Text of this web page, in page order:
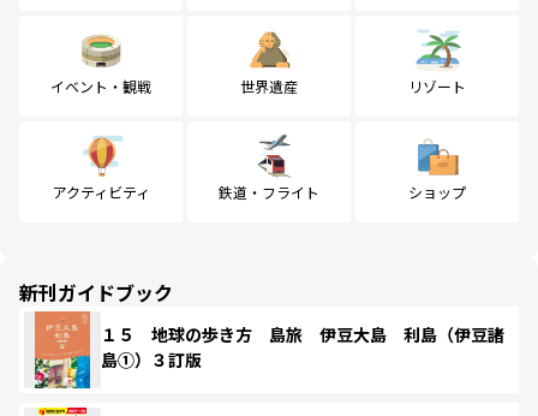
イベント・観戦 世界遺産 リゾート
アクティビティ 鉄道・フライト ショップ
新刊ガイドブック
１５ 地球の歩き方 島旅 伊豆大島 利島（伊豆諸
島①）３訂版